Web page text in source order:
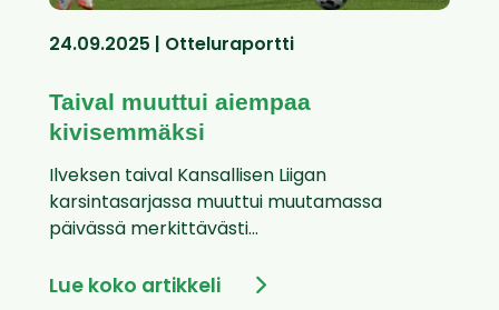
24.09.2025 | Otteluraportti
Taival muuttui aiempaa
kivisemmäksi
Ilveksen taival Kansallisen Liigan
karsintasarjassa muuttui muutamassa
päivässä merkittävästi...
Lue koko artikkeli